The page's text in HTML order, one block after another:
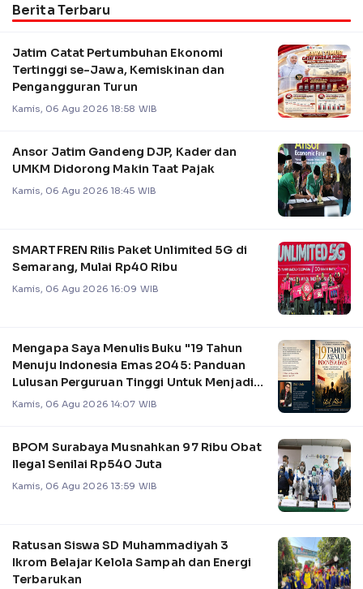
Berita Terbaru
Jatim Catat Pertumbuhan Ekonomi
Tertinggi se-Jawa, Kemiskinan dan
Pengangguran Turun
Kamis, 06 Agu 2026 18:58 WIB
Ansor Jatim Gandeng DJP, Kader dan
UMKM Didorong Makin Taat Pajak
Kamis, 06 Agu 2026 18:45 WIB
SMARTFREN Rilis Paket Unlimited 5G di
Semarang, Mulai Rp40 Ribu
Kamis, 06 Agu 2026 16:09 WIB
Mengapa Saya Menulis Buku "19 Tahun
Menuju Indonesia Emas 2045: Panduan
Lulusan Perguruan Tinggi Untuk Menjadi
Pemimpin
Kamis, 06 Agu 2026 14:07 WIB
BPOM Surabaya Musnahkan 97 Ribu Obat
Ilegal Senilai Rp540 Juta
Kamis, 06 Agu 2026 13:59 WIB
Ratusan Siswa SD Muhammadiyah 3
Ikrom Belajar Kelola Sampah dan Energi
Terbarukan